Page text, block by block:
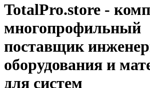
TotalPro.store -
многопрофильный
поставщик
оборудования и
для систем